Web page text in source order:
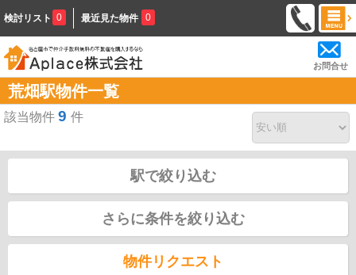
検討リスト 0 最近見た物件 0
お問合せ
荒畑駅物件一覧
該当物件 9 件
駅で絞り込む
さらに条件を絞り込む
物件リクエスト